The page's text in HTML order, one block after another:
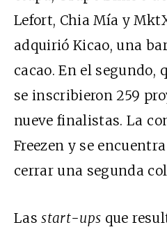
Lefort, Chia Mía y
adquirió Kicao, una
cacao. En el segundo,
se inscribieron 259
nueve finalistas. La
Freezen y se
cerrar una segunda
Lasstart-ups que